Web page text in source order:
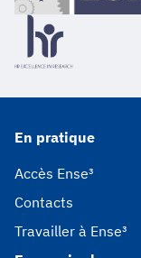
En pratique
Accès Ense³
Contacts
Travailler à Ense³